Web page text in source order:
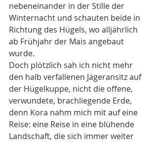
nebeneinander in der Stille der
Winternacht und schauten beide in
Richtung des Hügels, wo alljährlich
ab Frühjahr der Mais angebaut
wurde.
Doch plötzlich sah ich nicht mehr
den halb verfallenen Jägeransitz auf
der Hügelkuppe, nicht die offene,
verwundete, brachliegende Erde,
denn Kora nahm mich mit auf eine
Reise: eine Reise in eine blühende
Landschaft, die sich immer weiter